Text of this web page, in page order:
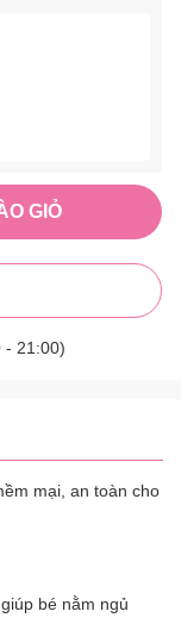
GIỎ
21:00)
mại, an toàn cho
bé nằm ngủ